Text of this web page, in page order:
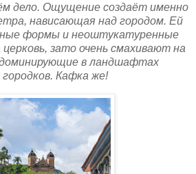
дело. Ощущение создаёт именно
нависающая над городом. Ей
формы и неоштукатуренные
зато очень смахивают на
доминирующие в ландшафтах
Кафка же!